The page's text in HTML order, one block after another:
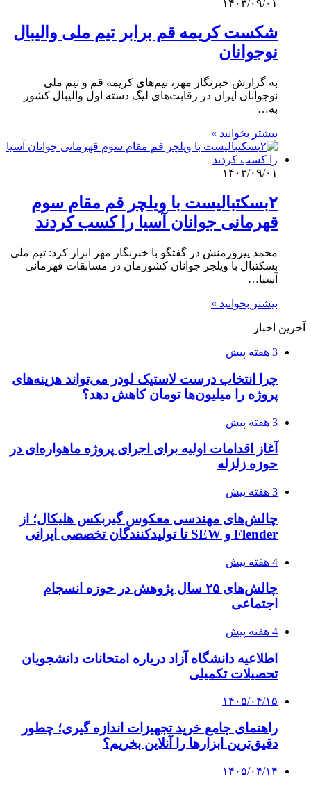
۱۴۰۳/۰۹/۰۱
شکست کریمه قم برابر تیم ملی والیبال
نوجوانان
به گزارش خبرنگار مهر، تیم‌های کریمه قم و تیم ملی
نوجوانان ایران در رقابت‌های لیگ دسته اول والیبال کشور
به…
بیشتر بخوانید »
۱۴۰۳/۰۹/۰۱
۲بسکتبالیست با ویلچر قم مقام سوم
قهرمانی جوانان آسیا را کسب کردند
محمد پیروزمنش در گفتگو با خبرنگار مهر ابراز کرد: تیم ملی
بسکتبال با ویلچر جوانان کشورمان در مسابقات قهرمانی
آسیا…
بیشتر بخوانید »
آخرین اخبار
3 هفته پیش
چرا انتخاب درست لاستیک لودر می‌تواند هزینه‌های
پروژه را میلیون‌ها تومان کاهش دهد؟
3 هفته پیش
آغاز اقدامات اولیه برای اجرای پروژه ماهواره‌ای در
حوزه زلزله
3 هفته پیش
چالش‌های مهندسی معکوس گیربکس هلیکال؛ از
Flender و SEW تا تولیدکنندگان تخصصی ایرانی
4 هفته پیش
چالش‌های ۲۵ سال پژوهش در حوزه انسجام
اجتماعی
4 هفته پیش
اطلاعیه دانشگاه آزاد درباره امتحانات دانشجویان
تحصیلات تکمیلی
۱۴۰۵/۰۴/۱۵
راهنمای جامع خرید تجهیزات اندازه گیری؛ چطور
دقیق‌ترین ابزارها را آنلاین بخریم؟
۱۴۰۵/۰۴/۱۴